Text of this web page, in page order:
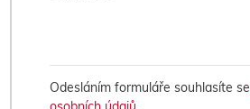
Odesláním formuláře souhlasíte se